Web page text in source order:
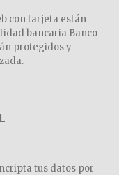
con tarjeta están
bancaria Banco
protegidos y
tus datos por